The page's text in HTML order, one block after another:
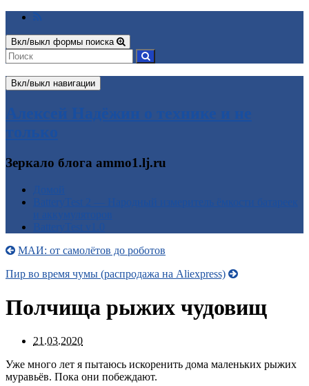
Вкл/выкл формы поиска
Вкл/выкл навигации
Алексей Надёжин о технике и не
только
Зеркало блога ammo1.lj.ru
МАИ: от самолётов до роботов
Пир во время чумы (распродажа на Aliexpress)
Полчища рыжих чудовищ
21.03.2020
Уже много лет я пытаюсь искоренить дома маленьких рыжих
муравьёв. Пока они побеждают.